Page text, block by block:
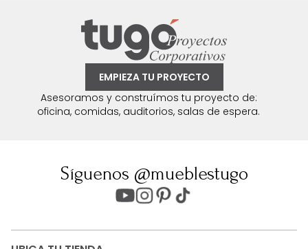
EMPIEZA TU PROYECTO
Asesoramos y construímos tu proyecto de:
oficina, comidas, auditorios, salas de espera.
Síguenos @mueblestugo